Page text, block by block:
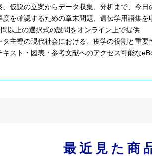
、仮説の立案からデータ収集、分析まで、今
度を確認するための章末問題、遺伝学用語集を
以上の選択式の設問をオンライン上で提供
タ主導の現代社会における、疫学の役割と重
キスト・図表・参考文献へのアクセス可能な
最近見た商